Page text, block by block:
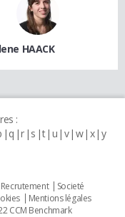
HAACK
:
q r s t u v w x y
Recrutement
Societé
Mentions légales
CCM Benchmark